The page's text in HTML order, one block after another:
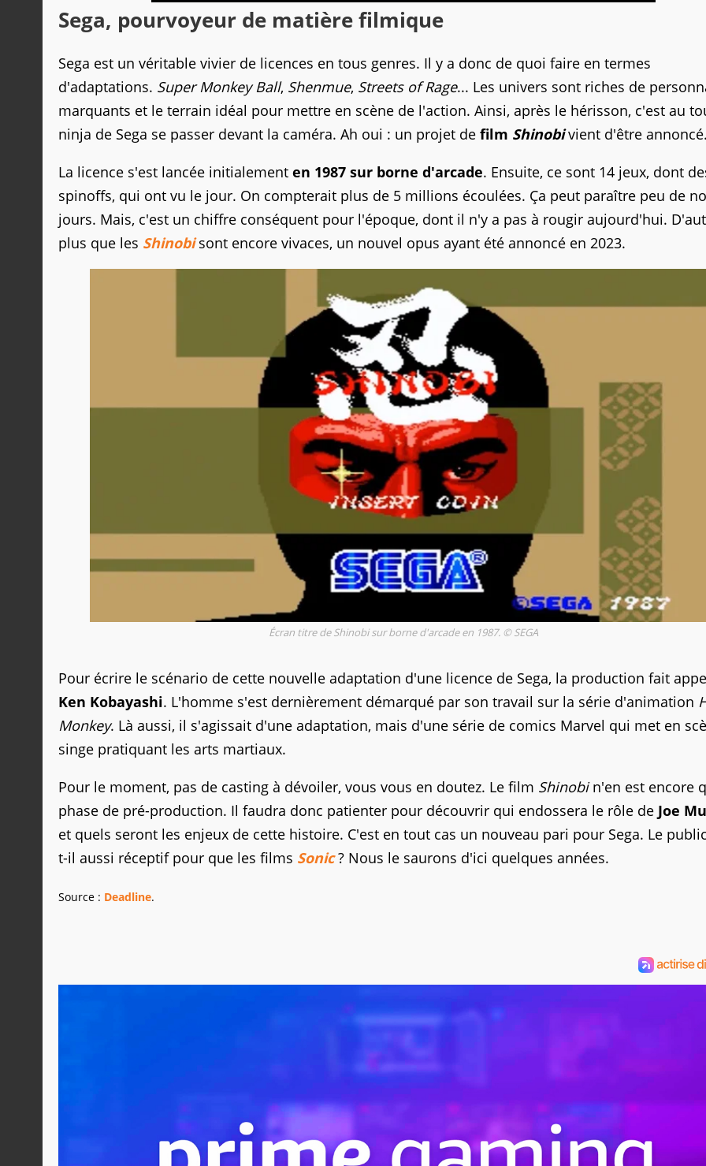
Sega, pourvoyeur de matière filmique
Sega est un véritable vivier de licences en tous genres. Il y a donc de quoi faire en termes
d'adaptations. Super Monkey Ball, Shenmue, Streets of Rage... Les univers sont riches de
marquants et le terrain idéal pour mettre en scène de l'action. Ainsi, après le hérisson, c'est au
ninja de Sega se passer devant la caméra. Ah oui : un projet de film Shinobivient d'être annoncé.
La licence s'est lancée initialement en 1987 sur borne d'arcade. Ensuite, ce sont 14 jeux, dont
spinoffs, qui ont vu le jour. On compterait plus de 5 millions écoulées. Ça peut paraître peu de
jours. Mais, c'est un chiffre conséquent pour l'époque, dont il n'y a pas à rougir aujourd'hui.
plus que les Shinobisont encore vivaces, un nouvel opus ayant été annoncé en 2023.
Écran titre de Shinobi sur borne d'arcade en 1987. © SEGA
Pour écrire le scénario de cette nouvelle adaptation d'une licence de Sega, la production fait
Ken Kobayashi. L'homme s'est dernièrement démarqué par son travail sur la série d'animation
Monkey. Là aussi, il s'agissait d'une adaptation, mais d'une série de comics Marvel qui met en
singe pratiquant les arts martiaux.
Pour le moment, pas de casting à dévoiler, vous vous en doutez. Le film Shinobin'en est encore
phase de pré-production. Il faudra donc patienter pour découvrir qui endossera le rôle de Joe
et quels seront les enjeux de cette histoire. C'est en tout cas un nouveau pari pour Sega. Le
t-il aussi réceptif pour que les films Sonic? Nous le saurons d'ici quelques années.
Source : Deadline.